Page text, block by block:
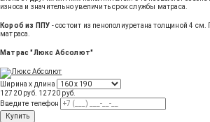
износа и значительно увеличить срок службы матраса.
Короб из ППУ - состоит из пенополиуретана толщиной 4
матраса.
Матрас "Люкс Абсолют"
Ширина х длина
12720 руб. 12720 руб.
Введите телефон
Купить